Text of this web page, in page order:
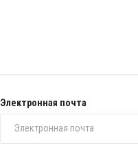
Электронная почта